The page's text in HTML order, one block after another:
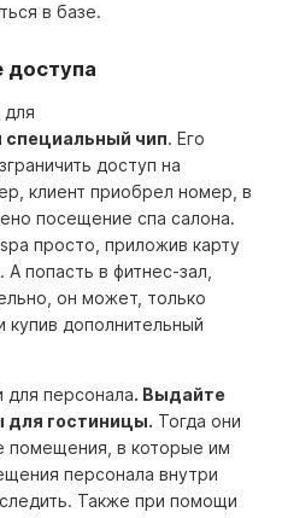
в базе.
доступа
специальный чип. Его
доступ на
клиент приобрел номер, в
посещение спа салона.
просто, приложив карту
попасть в фитнес-зал,
он может, только
купив дополнительный
для персонала. Выдайте
для гостиницы. Тогда они
помещения, в которые им
персонала внутри
Также при помощи